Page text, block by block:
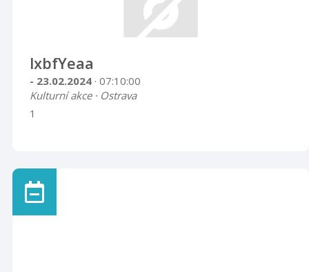
lxbfYeaa
- 23.02.2024 · 07:10:00
Kulturní akce · Ostrava
1